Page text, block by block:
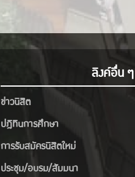
ลิงค์อื่น ๆ
ข่าวนิสิต
ปฎิทินการศึกษา
การรับสมัครนิสิตใหม่
ประชุม/อบรม/สัมมนา